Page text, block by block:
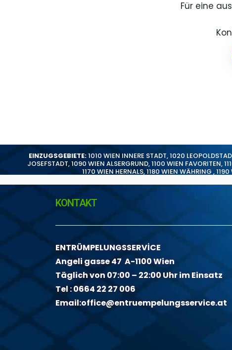
Für eine
EINZUGSGEBIETE:1010 WIEN INNERE STADT,1020
JOSEFSTADT,1090 WIEN ALSERGRUND,1100 WIEN FAVORITEN,
1170 WIEN HERNALS,1180 WIEN WÄHRING ,1190
KONTAKT
ENTRÜMPELUNGSSERVİCE
Angeli gasse 47 A-1100 Wien
Täglich von 07:00 – 22:00 Uhr im Einsatz
Tel :0664 22 27 006
Email:office@entruempelungsservice.at